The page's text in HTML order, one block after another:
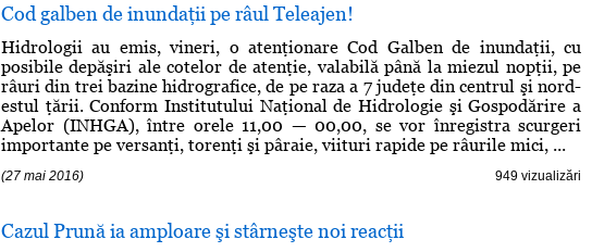
Cod galben de inundaţii pe râul Teleajen!
Hidrologii au emis, vineri, o atenţionare Cod Galben de inundaţii, cu
posibile depăşiri ale cotelor de atenţie, valabilă până la miezul nopţii, pe
râuri din trei bazine hidrografice, de pe raza a 7 judeţe din centrul şi nord-
estul ţării. Conform Institutului Naţional de Hidrologie şi Gospodărire a
Apelor (INHGA), între orele 11,00 — 00,00, se vor înregistra scurgeri
importante pe versanţi, torenţi şi pâraie, viituri rapide pe râurile mici, ...
(27 mai 2016) 949 vizualizări
Cazul Prună ia amploare şi stârneşte noi reacţii